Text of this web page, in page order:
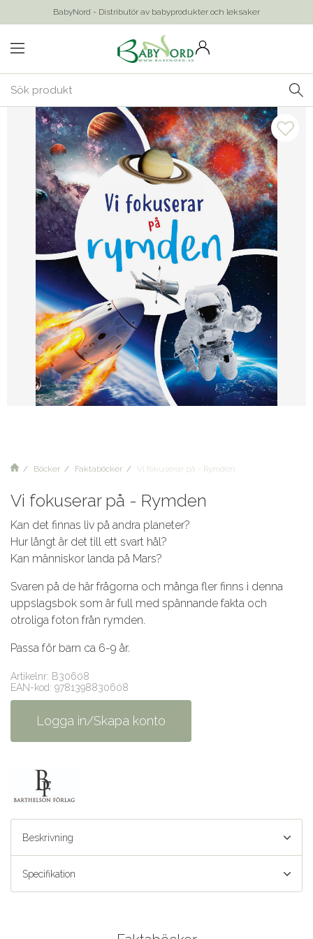
BabyNord - Distributör av babyprodukter och leksaker
Böcker Faktaböcker Vi fokuserar på - Rymden
Vi fokuserar på - Rymden
Kan det finnas liv på andra planeter?
Hur långt är det till ett svart hål?
Kan människor landa på Mars?
Svaren på de här frågorna och många fler finns i denna
uppslagsbok som är full med spännande fakta och
otroliga foton från rymden.
Passa för barn ca 6-9 år.
Artikelnr: B30608
EAN-kod: 9781398830608
Logga in/Skapa konto
Beskrivning
Specifikation